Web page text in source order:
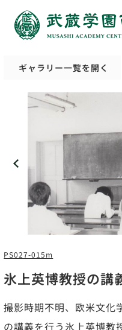
ギャラリー一覧を開く
PS027-015m
氷上英博教授の講
撮影時期不明、欧米文化
の講義を行う氷上英博教